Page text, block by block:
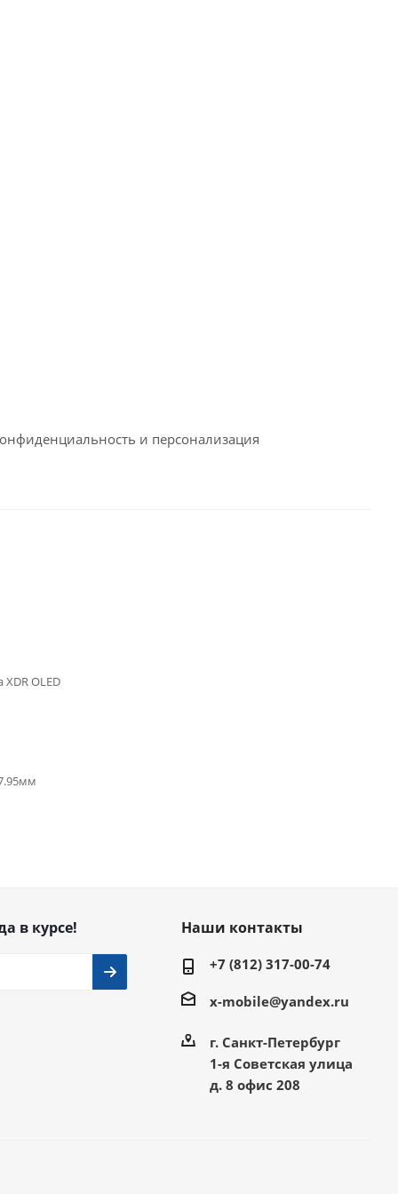
и персонализация
XDR OLED
в курсе! Наши контакты
+7 (812) 317-00-74
x-mobile@yandex.ru
г. Санкт-Петербург
1-я Советская улица
д. 8 офис 208